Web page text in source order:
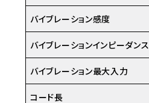
バイブレーション感度
バイブレーションインピーダンス
バイブレーション最大入力
コード長